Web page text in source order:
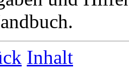
Inhalt